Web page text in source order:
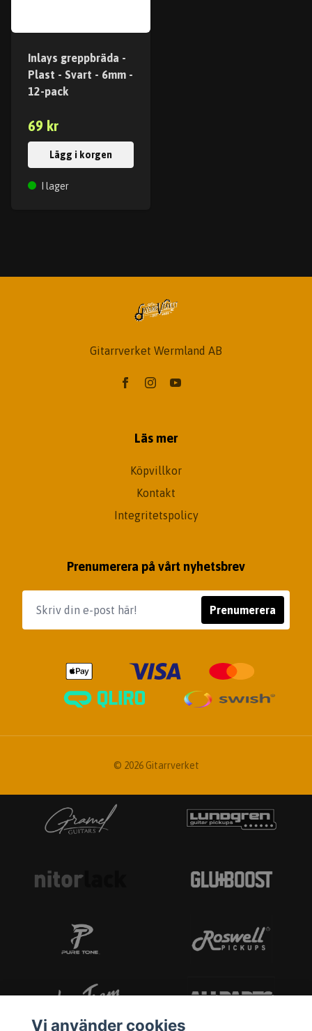
Inlays greppbräda -
Plast - Svart - 6mm -
12-pack
69 kr
Lägg i korgen
I lager
Gitarrverket Wermland AB
Läs mer
Köpvillkor
Kontakt
Integritetspolicy
Prenumerera på vårt nyhetsbrev
Prenumerera
© 2026 Gitarrverket
Vi använder cookies